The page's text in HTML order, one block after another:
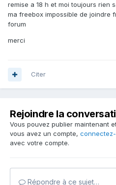
remise a 18 h et moi toujours rien
ma freebox impossible de joindre
forum
merci
Citer
Rejoindre la
Vous pouvez publier maintenant
vous avez un compte,
avec votre compte.
Répondre à ce sujet…